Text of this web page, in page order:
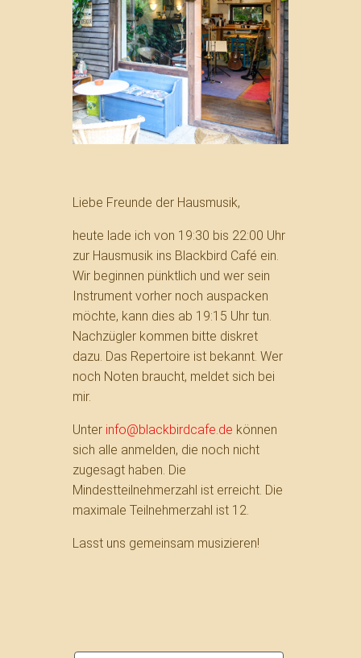
Liebe Freunde der Hausmusik,
heute lade ich von 19:30 bis 22:00 Uhr
zur Hausmusik ins Blackbird Café ein.
Wir beginnen pünktlich und wer sein
Instrument vorher noch auspacken
möchte, kann dies ab 19:15 Uhr tun.
Nachzügler kommen bitte diskret
dazu. Das Repertoire ist bekannt. Wer
noch Noten braucht, meldet sich bei
mir.
Unter info@blackbirdcafe.de können
sich alle anmelden, die noch nicht
zugesagt haben. Die
Mindestteilnehmerzahl ist erreicht. Die
maximale Teilnehmerzahl ist 12.
Lasst uns gemeinsam musizieren!